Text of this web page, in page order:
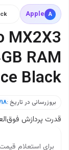
A
Apple
MX2X3
RAM
Black
بروزرسانی در تاریخ :
قدرت پردازش
برای استعلام